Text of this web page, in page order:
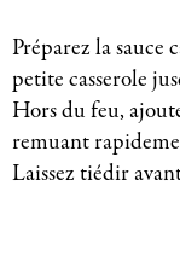
Préparez la sauce
petite casserole
Hors du feu,
remuant
Laissez tiédir